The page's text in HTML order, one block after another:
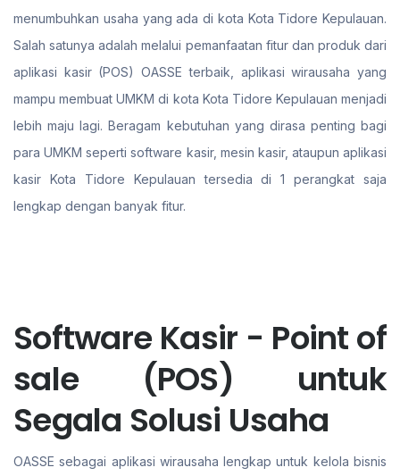
menumbuhkan usaha yang ada di kota Kota Tidore Kepulauan.
Salah satunya adalah melalui pemanfaatan fitur dan produk dari
aplikasi kasir (POS) OASSE terbaik, aplikasi wirausaha yang
mampu membuat UMKM di kota Kota Tidore Kepulauan menjadi
lebih maju lagi. Beragam kebutuhan yang dirasa penting bagi
para UMKM seperti software kasir, mesin kasir, ataupun aplikasi
kasir Kota Tidore Kepulauan tersedia di 1 perangkat saja
lengkap dengan banyak fitur.
Software Kasir - Point of
sale (POS) untuk
Segala Solusi Usaha
OASSE sebagai aplikasi wirausaha lengkap untuk kelola bisnis